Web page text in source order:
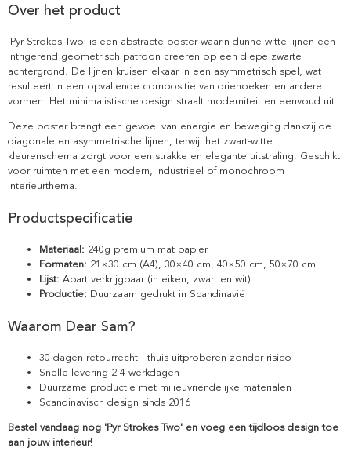
Over het product
'Pyr Strokes Two' is een abstracte poster waarin dunne witte lijnen een
intrigerend geometrisch patroon creëren op een diepe zwarte
achtergrond. De lijnen kruisen elkaar in een asymmetrisch spel, wat
resulteert in een opvallende compositie van driehoeken en andere
vormen. Het minimalistische design straalt moderniteit en eenvoud uit.
Deze poster brengt een gevoel van energie en beweging dankzij de
diagonale en asymmetrische lijnen, terwijl het zwart-witte
kleurenschema zorgt voor een strakke en elegante uitstraling. Geschikt
voor ruimten met een modern, industrieel of monochroom
interieurthema.
Productspecificatie
Materiaal: 240g premium mat papier
Formaten: 21×30 cm (A4), 30×40 cm, 40×50 cm, 50×70 cm
Lijst: Apart verkrijgbaar (in eiken, zwart en wit)
Productie: Duurzaam gedrukt in Scandinavië
Waarom Dear Sam?
30 dagen retourrecht - thuis uitproberen zonder risico
Snelle levering 2-4 werkdagen
Duurzame productie met milieuvriendelijke materialen
Scandinavisch design sinds 2016
Bestel vandaag nog 'Pyr Strokes Two' en voeg een tijdloos design toe
aan jouw interieur!